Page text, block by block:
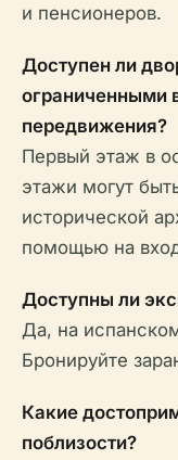
и пенсионеров.
Доступен ли
ограниченными
передвижения?
Первый этаж в
этажи могут
исторической
помощью на
Доступны ли
Да, на
Бронируйте
Какие
поблизости?